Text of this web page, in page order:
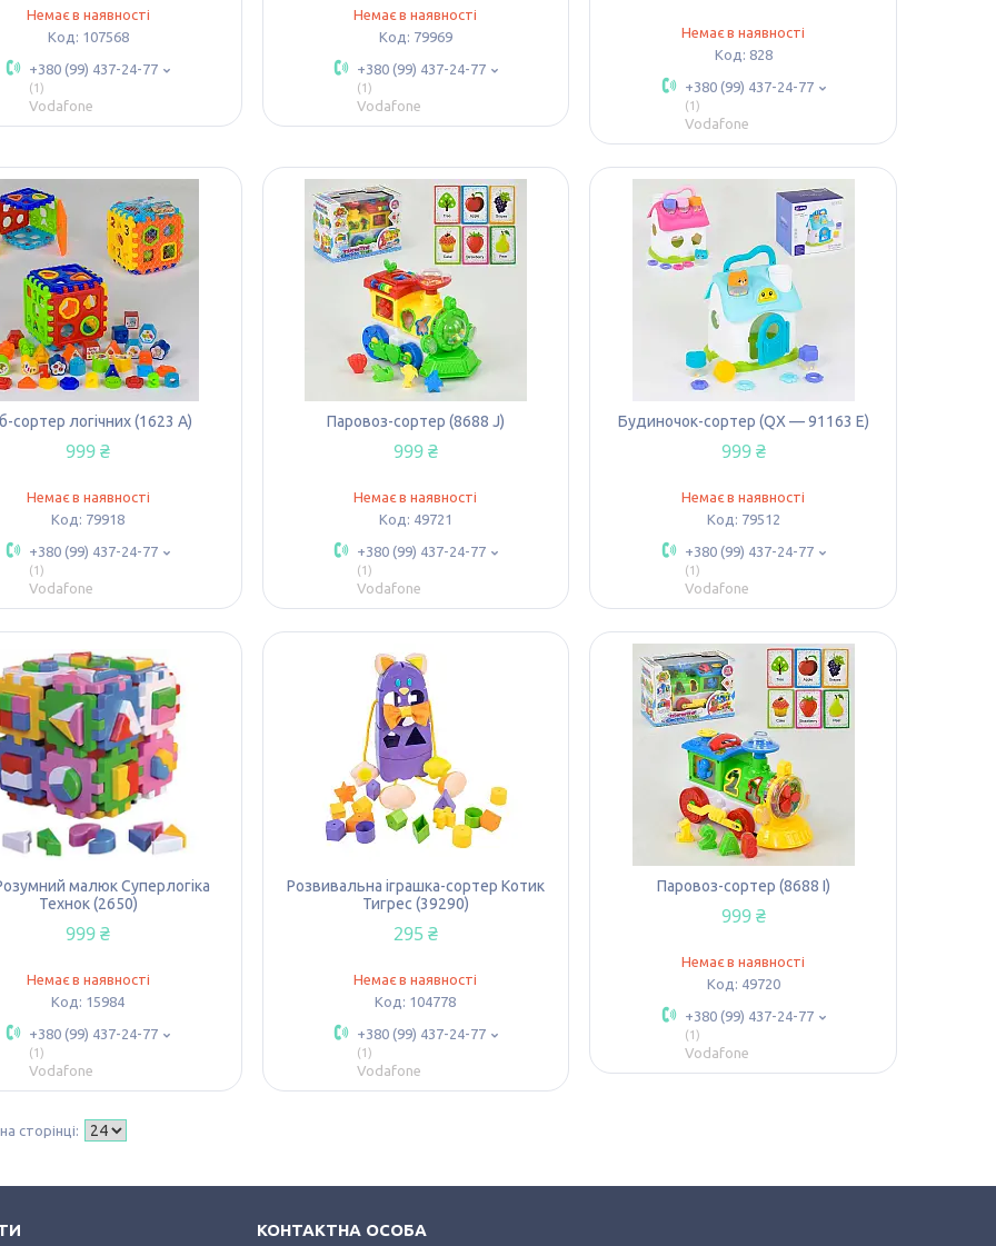
Немає в наявності
107568
+380 (99) 437-24-77
1
Vodafone
Немає в наявності
79969
+380 (99) 437-24-77
1
Vodafone
Немає в наявності
828
+380 (99) 437-24-77
1
Vodafone
сортер логічних (1623 А)
999 ₴
Немає в наявності
79918
+380 (99) 437-24-77
1
Vodafone
Паровоз-сортер (8688 J)
999 ₴
Немає в наявності
49721
+380 (99) 437-24-77
1
Vodafone
Будиночок-сортер (QX — 91163 Е)
999 ₴
Немає в наявності
79512
+380 (99) 437-24-77
1
Vodafone
малюк Суперлогіка
Технок (2650)
999 ₴
Немає в наявності
15984
+380 (99) 437-24-77
1
Vodafone
Розвивальна іграшка-сортер Котик
Тигрес (39290)
295 ₴
Немає в наявності
104778
+380 (99) 437-24-77
1
Vodafone
Паровоз-сортер (8688 I)
999 ₴
Немає в наявності
49720
+380 (99) 437-24-77
1
Vodafone